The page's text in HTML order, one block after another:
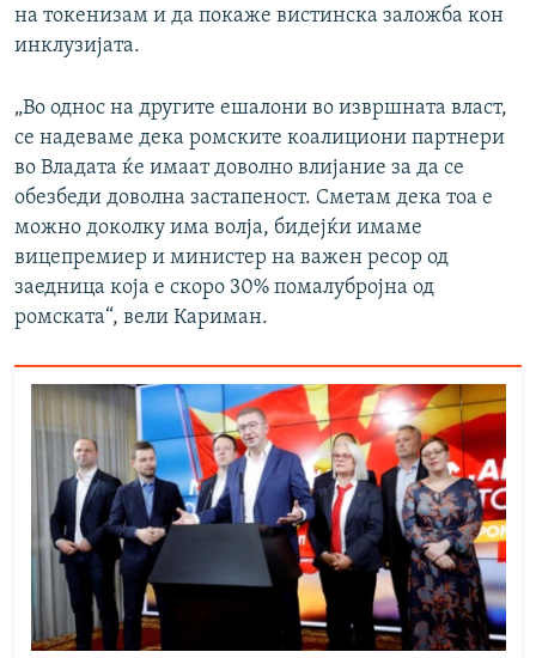
на токенизам и да покаже вистинска заложба кон
инклузијата.
„Во однос на другите ешалони во извршната власт,
се надеваме дека ромските коалициони партнери
во Владата ќе имаат доволно влијание за да се
обезбеди доволна застапеност. Сметам дека тоа е
можно доколку има волја, бидејќи имаме
вицепремиер и министер на важен ресор од
заедница која е скоро 30% помалубројна од
ромската“, вели Кариман.